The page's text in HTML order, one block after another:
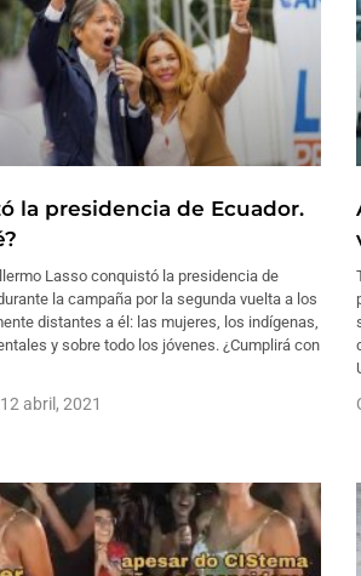
la presidencia de Ecuador.
Lasso conquistó la presidencia de
la campaña por la segunda vuelta a los
distantes a él: las mujeres, los indígenas,
y sobre todo los jóvenes. ¿Cumplirá con
12 abril, 2021